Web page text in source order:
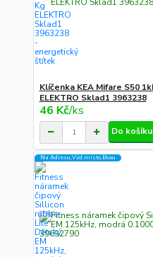
Klíčenka KEA Mifare S50
ELEKTRO Sklad1 3963238
46 Kč/ks
Do košíku
Na Adresu,Výd.místo,Boxu